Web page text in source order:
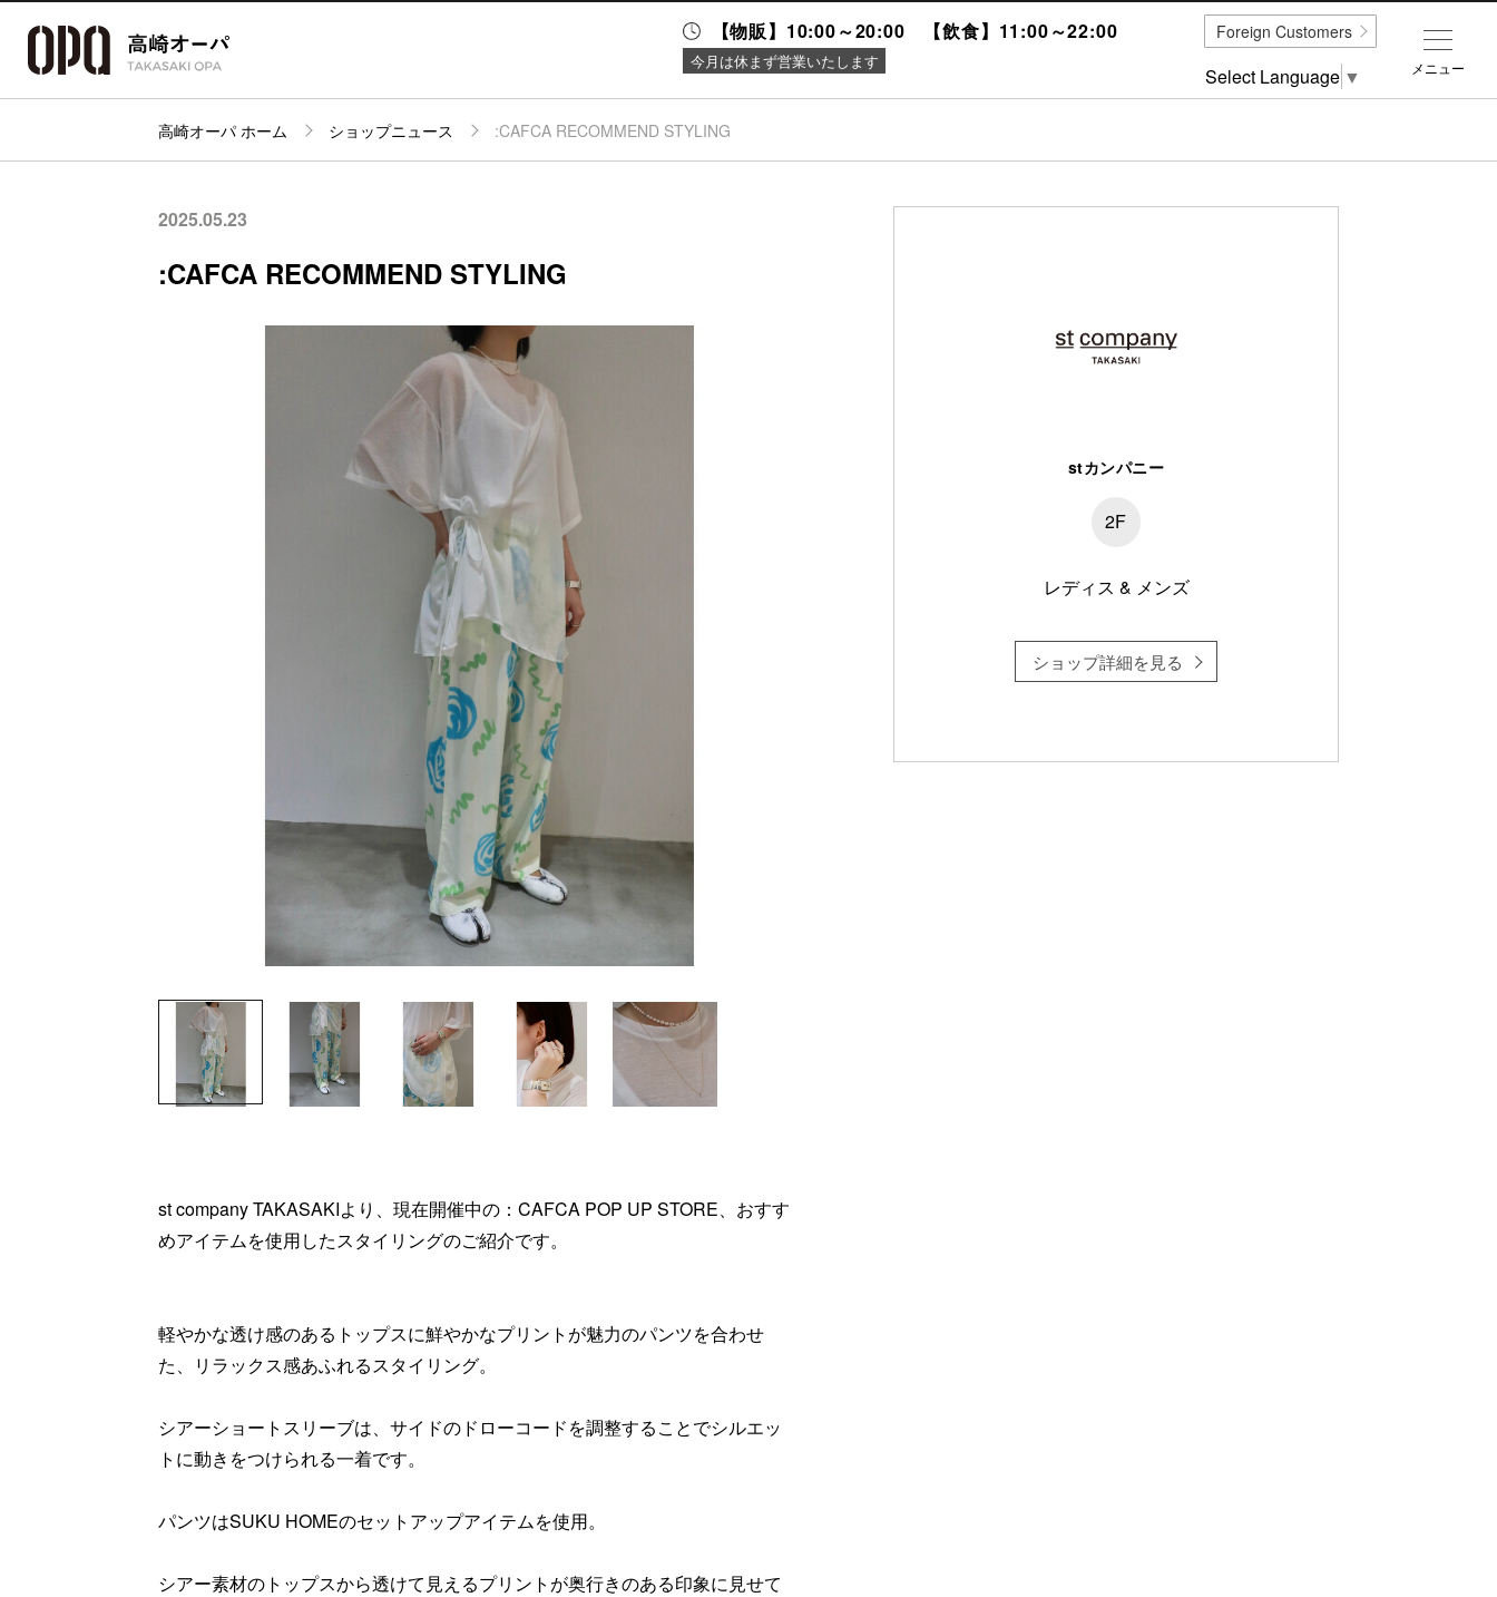
【物販】10:00～20:00 【飲食】11:00～22:00
今月は休まず営業いたします
パーキング
イベント
高崎オーパ ホーム ショップニュース :CAFCA RECOMMEND STYLING
2025.05.23
:CAFCA RECOMMEND STYLING
st company TAKASAKIより、現在開催中の：CAFCA POP UP STORE、おすす
めアイテムを使用したスタイリングのご紹介です。
軽やかな透け感のあるトップスに鮮やかなプリントが魅力のパンツを合わせ
た、リラックス感あふれるスタイリング。
シアーショートスリーブは、サイドのドローコードを調整することでシルエッ
トに動きをつけられる一着です。
パンツはSUKU HOMEのセットアップアイテムを使用。
シアー素材のトップスから透けて見えるプリントが奥行きのある印象に見せて
stカンパニー
2F
レディス & メンズ
ショップ詳細を見る
メニュー
Foreign Customers
Select Language ▼